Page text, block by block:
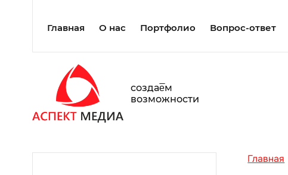
Главная О нас Портфолио Вопрос-ответ
создаe̅м
возможности
Главная